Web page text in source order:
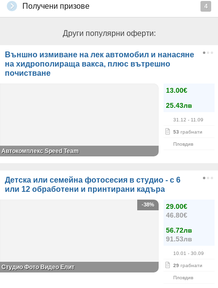
Получени призове 4
Други популярни оферти:
Външно измиване на лек автомобил и нанасяне
на хидрополираща вакса, плюс вътрешно
почистване
13.00€
25.43лв
31.12 - 11.09
53 грабнати
Пловдив
Автокомплекс Speed Team
Детска или семейна фотосесия в студио - с 6
или 12 обработени и принтирани кадъра
29.00€
46.80€
56.72лв
91.53лв
10.01 - 30.09
29 грабнати
Пловдив
-38%
Студио Фото Видео Елит